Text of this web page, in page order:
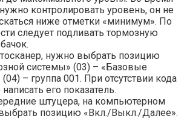
контролировать уровень, он не
ниже отметки «минимум». По
следует подливать тормозную
нужно выбрать позицию
системы» (03) – «Базовые
– группа 001. При отсутствии кода
его показатель.
штуцера, на компьютерном
позицию «Вкл./Выкл./Далее».